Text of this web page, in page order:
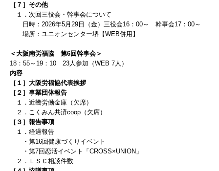
［７］ その他
１． 次回三役会・幹事会について
日時： 2026年5 月29日（金） 三役会16 ：00～ 幹事会17 ：00～
場所：ユニオンセンター堺【WEB併用】
＜大阪南労福協 第6回幹事会＞
18：55～19：10 23人参加（WEB 7人）
内容
［１］大阪労福協代表挨拶
［２］事業団体報告
１．近畿労働金庫 （欠席）
２．こくみん共済coop（欠席）
［３］報告事項
１．経過報告
・第16回健康づくりイベント
・第7回恋活イベント「CROSS×UNION」
２．ＬＳＣ相談件数